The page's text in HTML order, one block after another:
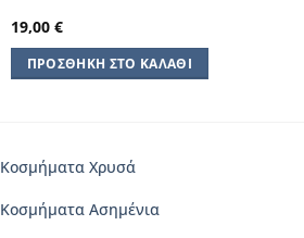
19,00 €
ΠΡΟΣΘΉΚΗ ΣΤΟ ΚΑΛΆΘΙ
Κοσμήματα Χρυσά
Κοσμήματα Ασημένια